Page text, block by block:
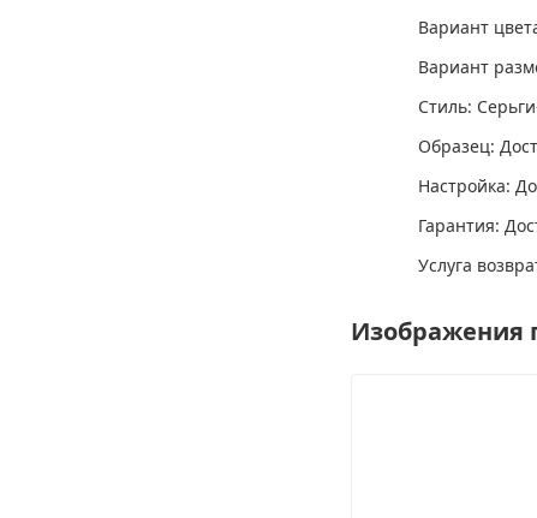
Вариант
Вариант
Стиль:
Образец:
Настройка:
Гарантия:
Услуга
Изображения